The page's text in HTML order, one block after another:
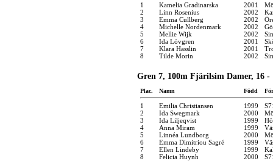
1 Kamelia Gradinarska 2001
2
Linn Rosenius 2002
3
Emma Cullberg 2002
4
Michelle Nordenmark 2002
5
Mellie Wijk 2002
6
Ida Lövgren 2001
7
Klara Hasslin 2001
8
Tilde Morin 2002
Gren 7, 100m Fjärilsim Damer, 16 -
Plac. Namn Född
1 Emilia Christiansen 1999
2
Ida Swegmark 2000
3
Ida Liljeqvist 1999
4
Anna Miram 1999
5
Linnéa Lundborg 2000
6
Emma Dimitriou Sagré 1999
7
Ellen Lindeby 1999
8
Felicia Huynh 2000